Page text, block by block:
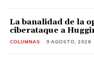
La banalidad de la
ciberataque a
COLUMNAS 9 AGOSTO, 2026